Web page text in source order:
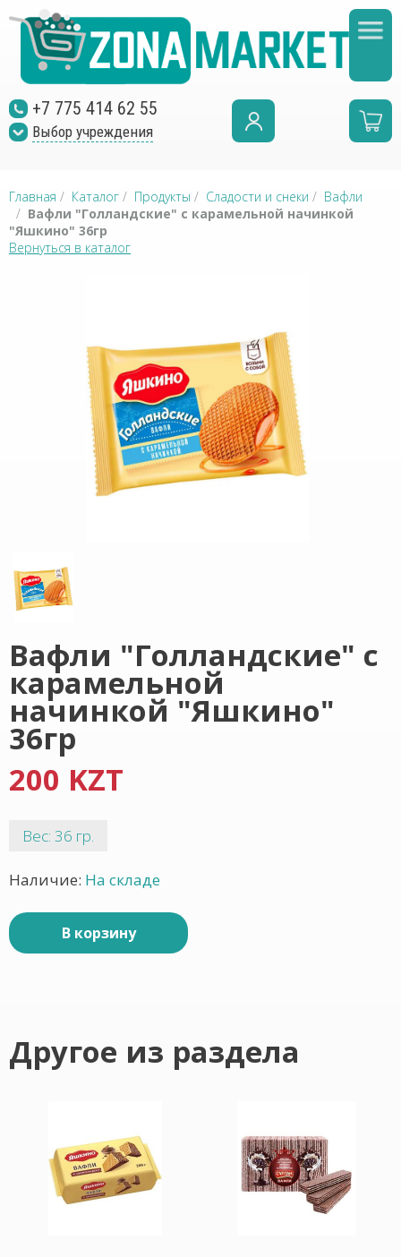
+7 775 414 62 55
Выбор учреждения
Главная / Каталог / Продукты / Сладости и снеки / Вафли
/ Вафли "Голландские" с карамельной начинкой
"Яшкино" 36гр
Вернуться в каталог
Вафли "Голландские" с
карамельной
начинкой "Яшкино"
36гр
200 KZT
Вес: 36 гр.
Наличие: На складе
В корзину
Другое из раздела